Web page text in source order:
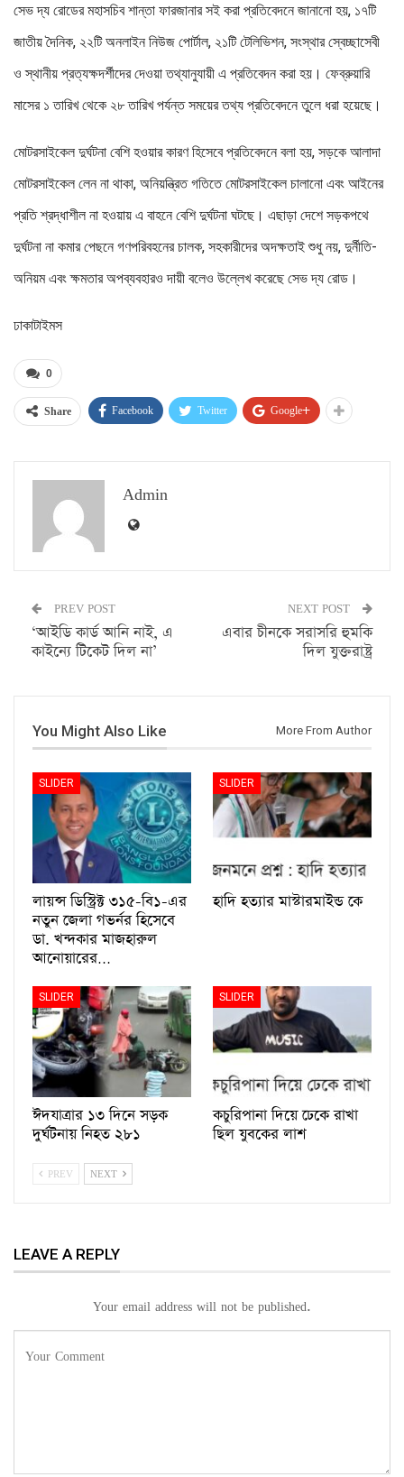
সেভ দ্য রোডের মহাসচিব শান্তা ফারজানার সই করা প্রতিবেদনে জানানো হয়, ১৭টি
জাতীয় দৈনিক, ২২টি অনলাইন নিউজ পোর্টাল, ২১টি টেলিভিশন, সংস্থার স্বেচ্ছাসেবী
ও স্থানীয় প্রত্যক্ষদর্শীদের দেওয়া তথ্যানুযায়ী এ প্রতিবেদন করা হয়। ফেব্রুয়ারি
মাসের ১ তারিখ থেকে ২৮ তারিখ পর্যন্ত সময়ের তথ্য প্রতিবেদনে তুলে ধরা হয়েছে।
মোটরসাইকেল দুর্ঘটনা বেশি হওয়ার কারণ হিসেবে প্রতিবেদনে বলা হয়, সড়কে আলাদা
মোটরসাইকেল লেন না থাকা, অনিয়ন্ত্রিত গতিতে মোটরসাইকেল চালানো এবং আইনের
প্রতি শ্রদ্ধাশীল না হওয়ায় এ বাহনে বেশি দুর্ঘটনা ঘটছে। এছাড়া দেশে সড়কপথে
দুর্ঘটনা না কমার পেছনে গণপরিবহনের চালক, সহকারীদের অদক্ষতাই শুধু নয়, দুর্নীতি-
অনিয়ম এবং ক্ষমতার অপব্যবহারও দায়ী বলেও উল্লেখ করেছে সেভ দ্য রোড।
ঢাকাটাইমস
0
Share Facebook Twitter Google+
Admin
PREV POST
‘আইডি কার্ড আনি নাই, এ
কাইন্যে টিকেট দিল না’
NEXT POST
এবার চীনকে সরাসরি হুমকি
দিল যুক্তরাষ্ট্র
You Might Also Like More From Author
SLIDER
লায়ন্স ডিস্ট্রিক্ট ৩১৫-বি১-এর
নতুন জেলা গভর্নর হিসেবে
ডা. খন্দকার মাজহারুল
আনোয়ারের…
SLIDER
হাদি হত্যার মাস্টারমাইন্ড কে
SLIDER
ঈদযাত্রার ১৩ দিনে সড়ক
দুর্ঘটনায় নিহত ২৮১
SLIDER
কচুরিপানা দিয়ে ঢেকে রাখা
ছিল যুবকের লাশ
PREV NEXT
LEAVE A REPLY
Your email address will not be published.